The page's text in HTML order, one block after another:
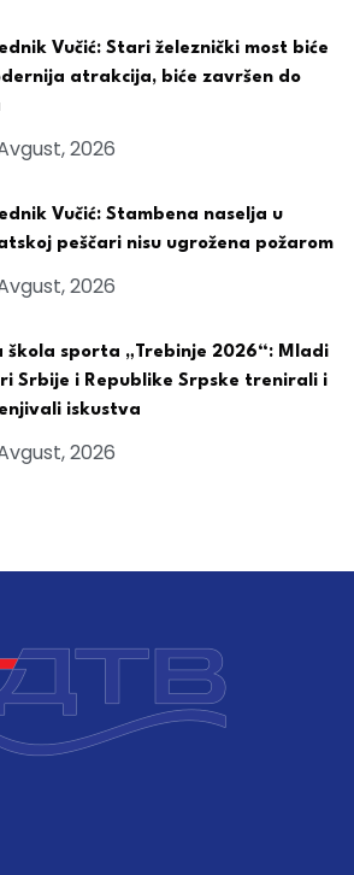
Vučić: Stari železnički most biće
atrakcija, biće završen do
2026
Vučić: Stambena naselja u
peščari nisu ugrožena požarom
2026
škola sporta „Trebinje 2026“: Mladi
Srbije i Republike Srpske trenirali i
iskustva
2026